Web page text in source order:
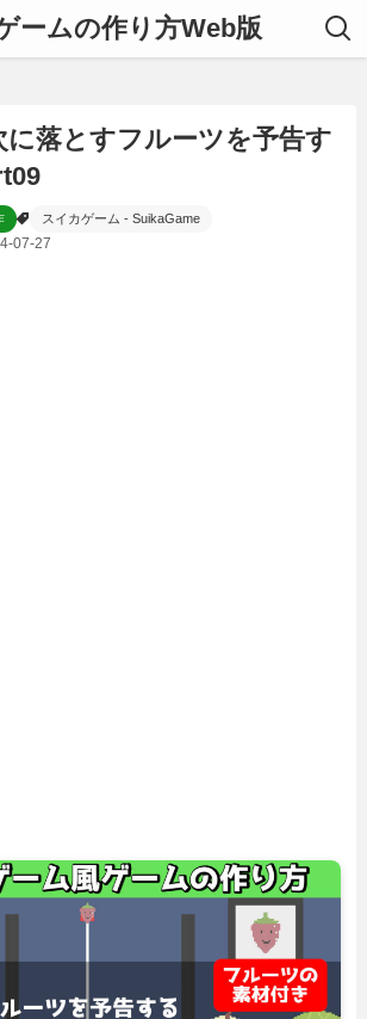
ームの作り方Web版
に落とすフルーツを予告す
スイカゲーム - SuikaGame
07-27